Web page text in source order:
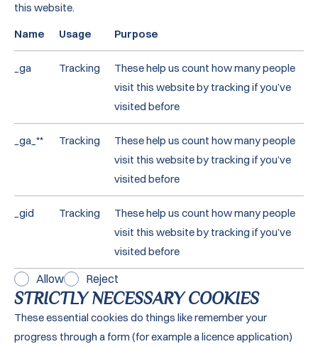
this website.
Name
Usage Purpose
_ga Tracking
These help us count how many people
visit this website by tracking if you’ve
visited before
_ga_** Tracking
These help us count how many people
visit this website by tracking if you’ve
visited before
_gid Tracking
These help us count how many people
visit this website by tracking if you’ve
visited before
Allow Reject
STRICTLY NECESSARY COOKIES
These essential cookies do things like remember your
progress through a form (for example a licence application)